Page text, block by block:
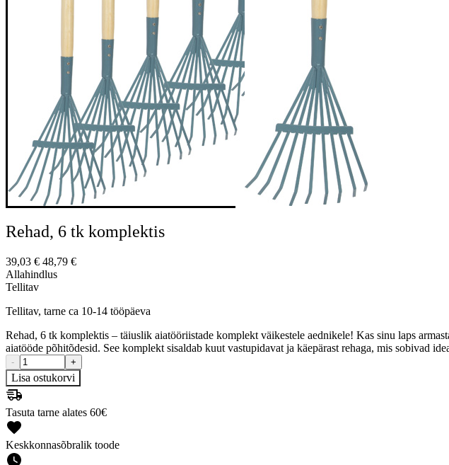
Rehad, 6 tk komplektis
39,03 € 48,79 €
Allahindlus
Tellitav
Tellitav, tarne ca 10-14 tööpäeva
Rehad, 6 tk komplektis – täiuslik aiatööriistade komplekt väikestele aednikele! Kas sinu laps
aiatööde põhitõdesid. See komplekt sisaldab kuut vastupidavat ja käepärast rehaga, mis sobivad
- +
Lisa ostukorvi
Tasuta tarne alates 60€
Keskkonnasõbralik toode